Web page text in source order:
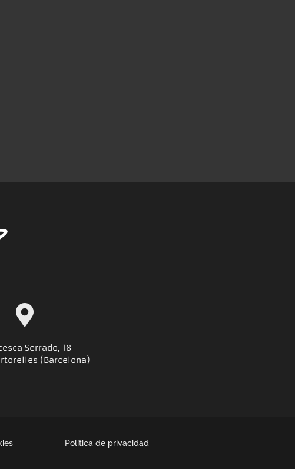
Serrado, 18
(Barcelona)
Política de privacidad